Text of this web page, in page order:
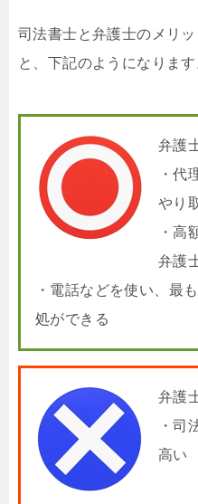
司法書士と弁護士のメリ
と、下記のようになります
弁護
・代
やり
・高
弁護
・電話などを使い、最
処ができる
弁護
・司
高い